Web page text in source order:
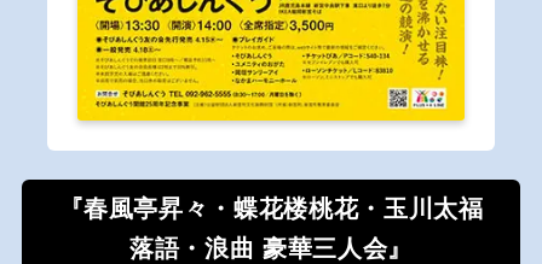
『春風亭昇々・蝶花楼桃花・玉川太福
落語・浪曲 豪華三人会』